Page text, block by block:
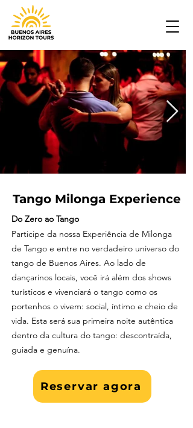
Tango Milonga Experience
Do Zero ao Tango
Participe da nossa Experiência de Milonga
de Tango e entre no verdadeiro universo do
tango de Buenos Aires. Ao lado de
dançarinos locais, você irá além dos shows
turísticos e vivenciará o tango como os
portenhos o vivem: social, íntimo e cheio de
vida. Esta será sua primeira noite autêntica
dentro da cultura do tango: descontraída,
guiada e genuína.
Reservar agora